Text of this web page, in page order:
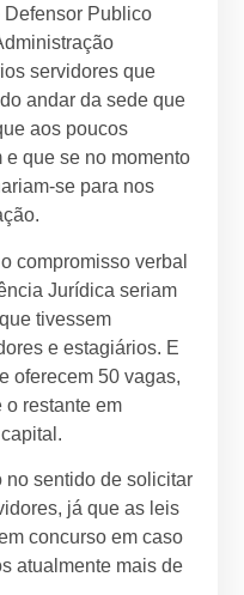
Publico
servidores que
andar da sede que
aos poucos
que se no momento
se para nos
compromisso verbal
Jurídica seriam
tivessem
e estagiários. E
oferecem 50 vagas,
restante em
no sentido de solicitar
já que as leis
concurso em caso
atualmente mais de